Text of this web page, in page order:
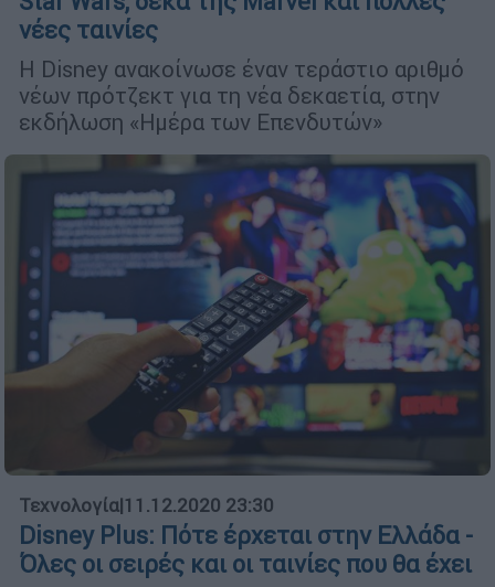
νέες ταινίες
H Disney ανακοίνωσε έναν τεράστιο αριθμό
νέων πρότζεκτ για τη νέα δεκαετία, στην
εκδήλωση «Ημέρα των Επενδυτών»
Τεχνολογία|11.12.2020 23:30
Disney Plus: Πότε έρχεται στην Ελλάδα -
Όλες οι σειρές και οι ταινίες που θα έχει